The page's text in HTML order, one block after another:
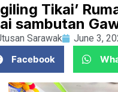
Tikai’
sambutan
Sarawak June 3,
Facebook